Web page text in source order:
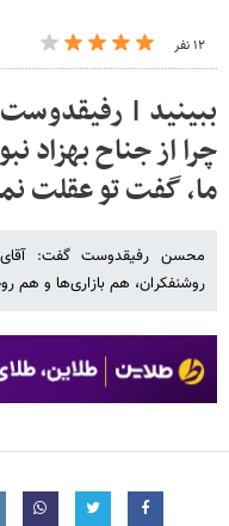
۱۲ نفر
ببینید |
چرا از جناح بهزاد
ما، گفت تو عقلت
محسن رفیقدوست گفت:
روشنفکران، هم بازاری‌ها و هم